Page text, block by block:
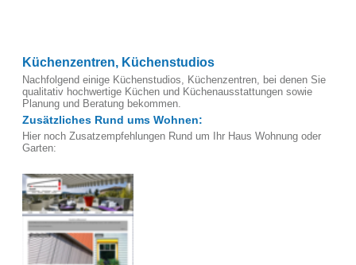
Küchenzentren, Küchenstudios
Nachfolgend einige Küchenstudios, Küchenzentren, bei denen Sie
qualitativ hochwertige Küchen und Küchenausstattungen sowie
Planung und Beratung bekommen.
Zusätzliches Rund ums Wohnen:
Hier noch Zusatzempfehlungen Rund um Ihr Haus Wohnung oder
Garten: